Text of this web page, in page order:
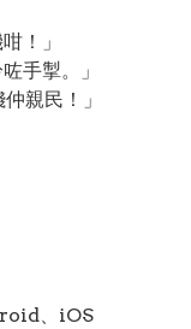
！」
手掣。」
親民！」
、iOS